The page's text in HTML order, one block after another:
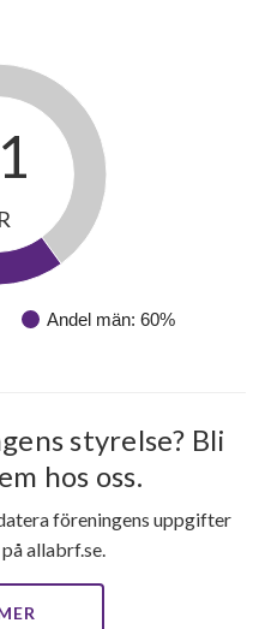
Andel män: 60%
styrelse? Bli
hos oss.
föreningens uppgifter
allabrf.se.